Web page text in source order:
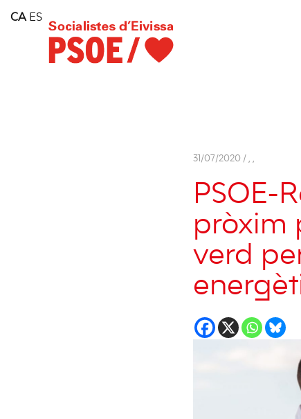
Consell Insular d'Eivissa
Services
31/07/2020 / , ,
PSOE-
pròxim
verd
CA ES